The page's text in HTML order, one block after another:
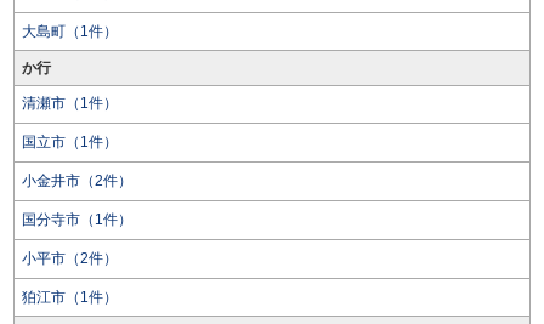
大島町（1件）
か行
清瀬市（1件）
国立市（1件）
小金井市（2件）
国分寺市（1件）
小平市（2件）
狛江市（1件）